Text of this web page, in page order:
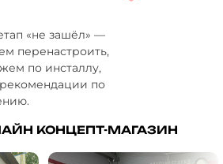
«не зашёл» —
перенастроить,
по инсталлу,
по
КОНЦЕПТ-МАГАЗИН